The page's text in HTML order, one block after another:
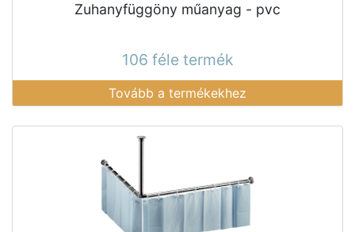
Zuhanyfüggöny műanyag - pvc
106 féle termék
Tovább a termékekhez